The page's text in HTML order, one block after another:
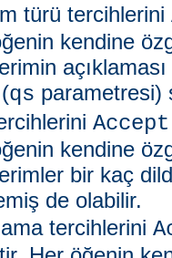
türü tercihlerini
kendine
qs parametresi)
kendine
bir kaç
de olabilir.
tercihlerini